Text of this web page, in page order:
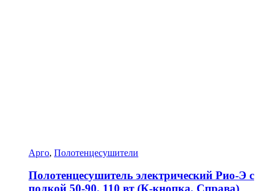
Арго, Полотенцесушители
Полотенцесушитель электрический Рио-Э с